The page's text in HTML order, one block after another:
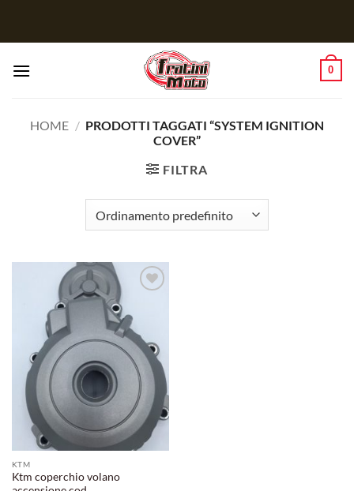
0
HOME / PRODOTTI TAGGATI “SYSTEM IGNITION
COVER”
FILTRA
alla lista
desideri
KTM
Ktm coperchio volano